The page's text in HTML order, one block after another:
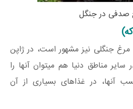
صدفی در جنگل
مرغ جنگلی نیز مشهور است، در ژاپن
مناطق دنیا هم میتوان آنها را
آنها، در غذاهای بسیاری از آن